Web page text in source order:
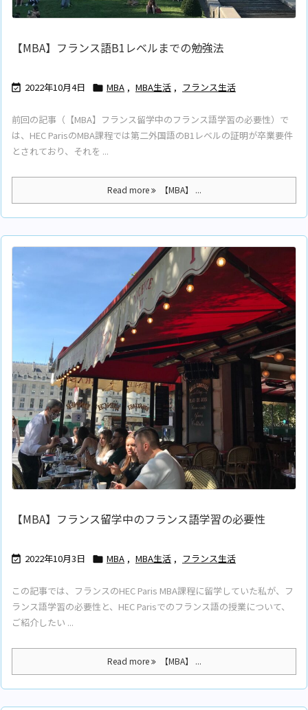
【MBA】フランス語B1レベルまでの勉強法
 2022年10月4日  MBA , MBA生活 , フランス生活
前回の記事（【MBA】フランス留学中のフランス語学習の必要性）で
は、HEC ParisのMBA課程では第二外国語のB1レベルの証明が卒業要件
とされており、それを ...
Read more 【MBA】 ...
【MBA】フランス留学中のフランス語学習の必要性
 2022年10月3日  MBA , MBA生活 , フランス生活
この記事では、フランスのHEC Paris MBA課程に留学していた私が、フ
ランス語学習の必要性と、HEC Parisでのフランス語の授業について、
ご紹介したい ...
Read more 【MBA】 ...